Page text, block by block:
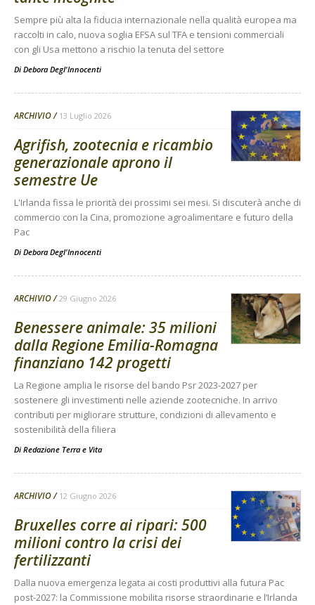
Sempre più alta la fiducia internazionale nella qualità europea ma
raccolti in calo, nuova soglia EFSA sul TFA e tensioni commerciali
con gli Usa mettono a rischio la tenuta del settore
Di Debora Degl'Innocenti
ARCHIVIO 13 Luglio 2026
Agrifish, zootecnia e ricambio
generazionale aprono il
semestre Ue
L'Irlanda fissa le priorità dei prossimi sei mesi. Si discuterà anche di
commercio con la Cina, promozione agroalimentare e futuro della
Pac
Di Debora Degl'Innocenti
ARCHIVIO 29 Giugno 2026
Benessere animale: 35 milioni
dalla Regione Emilia-Romagna
finanziano 142 progetti
La Regione amplia le risorse del bando Psr 2023-2027 per
sostenere gli investimenti nelle aziende zootecniche. In arrivo
contributi per migliorare strutture, condizioni di allevamento e
sostenibilità della filiera
Di Redazione Terra e Vita
ARCHIVIO 12 Giugno 2026
Bruxelles corre ai ripari: 500
milioni contro la crisi dei
fertilizzanti
Dalla nuova emergenza legata ai costi produttivi alla futura Pac
post-2027: la Commissione mobilita risorse straordinarie e l’Irlanda